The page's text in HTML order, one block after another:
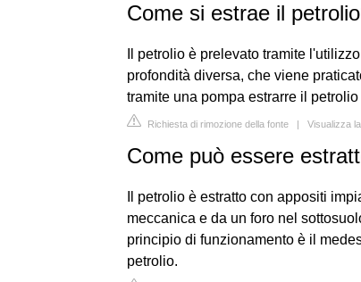
Come si estrae il
Il petrolio è prelevato tramite
profondità diversa, che viene
tramite una pompa estrarre il
Richiesta di rimozione della fonte | Visualizza
Come può essere
Il petrolio è estratto con appositi
meccanica e da un foro nel
principio di funzionamento è il
petrolio.